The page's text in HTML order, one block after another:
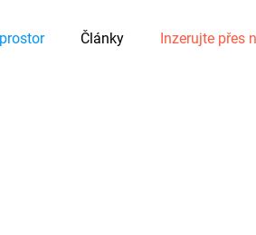
Články Inzerujte přes